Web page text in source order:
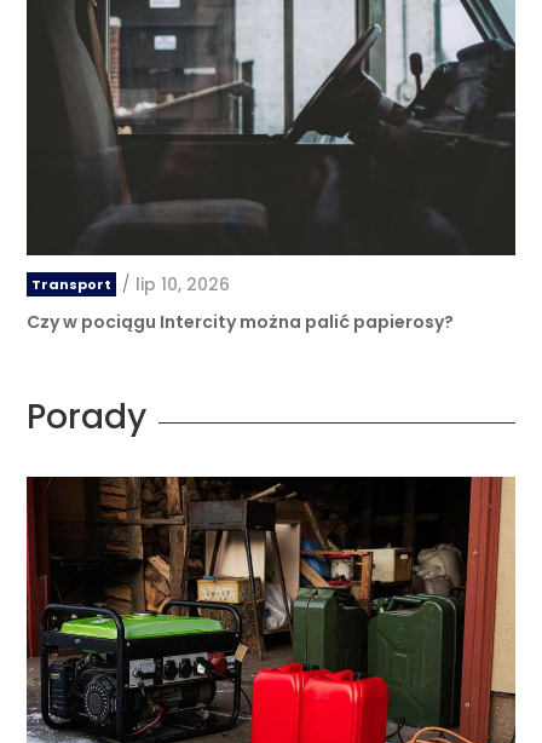
Transport / lip 10, 2026
Czy w pociągu Intercity można palić papierosy?
Porady